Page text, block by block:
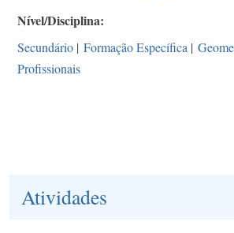
Nível/Disciplina
Secundário | Formação Específica |
Profissionais
Atividades